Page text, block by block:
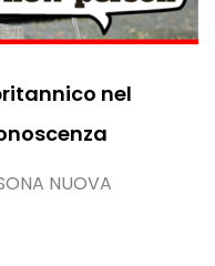
nel
NUOVA